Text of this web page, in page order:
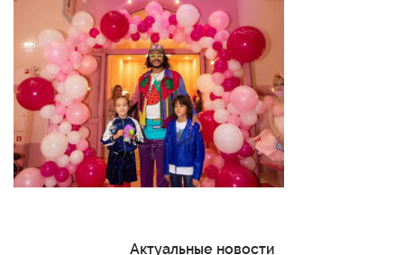
Актуальные новости